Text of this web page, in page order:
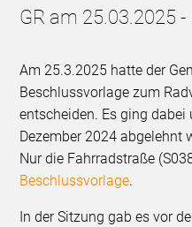
GR am 25.03.2025
Am 25.3.2025 hatte der
Beschlussvorlage zum
entscheiden. Es ging
Dezember 2024 abgelehnt
Nur die Fahrradstraße
Beschlussvorlage.
In der Sitzung gab es vor